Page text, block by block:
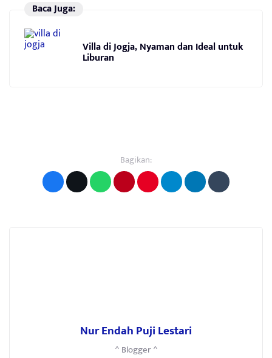
Baca Juga:
Villa di Jogja, Nyaman dan Ideal untuk
Liburan
Bagikan:
Nur Endah Puji Lestari
^ Blogger ^